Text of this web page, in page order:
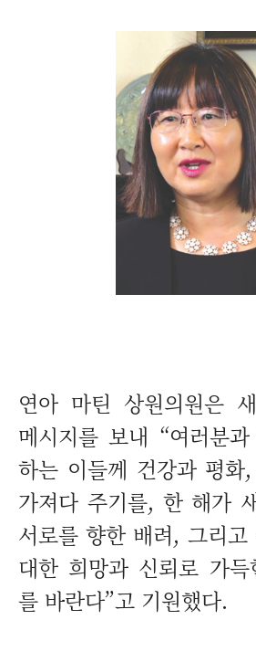
연아 마틴 상원의원은
메시지를 보내 “여러분
하는 이들께 건강과 평화
가져다 주기를, 한 해가
서로를 향한 배려, 그리
대한 희망과 신뢰로 가
를 바란다”고 기원했다.